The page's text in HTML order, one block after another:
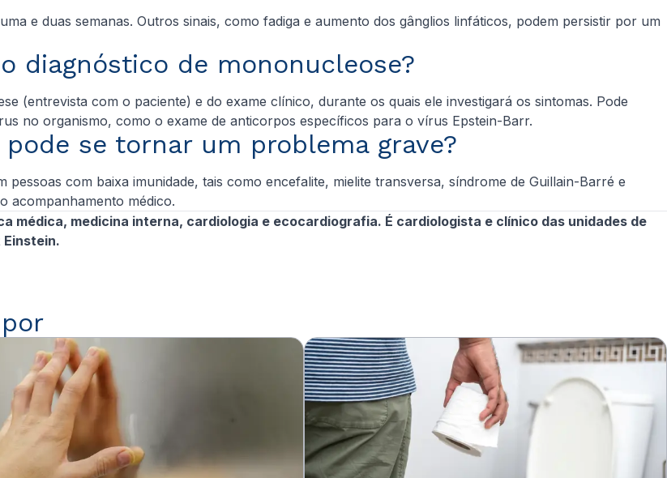
e duas semanas. Outros sinais, como fadiga e aumento dos gânglios linfáticos, podem persistir por um
diagnóstico de mononucleose?
(entrevista com o paciente) e do exame clínico, durante os quais ele investigará os sintomas. Pode
no organismo, como o exame de anticorpos específicos para o vírus Epstein-Barr.
se tornar um problema grave?
com baixa imunidade, tais como encefalite, mielite transversa, síndrome de Guillain-Barré e
acompanhamento médico.
médica, medicina interna, cardiologia e ecocardiografia. É cardiologista e clínico das unidades de